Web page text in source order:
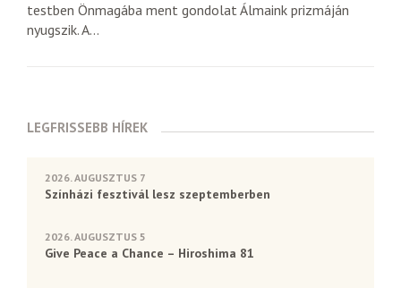
testben Önmagába ment gondolat Álmaink prizmáján
nyugszik. A...
LEGFRISSEBB HÍREK
2026. AUGUSZTUS 7
Színházi fesztivál lesz szeptemberben
2026. AUGUSZTUS 5
Give Peace a Chance – Hiroshima 81